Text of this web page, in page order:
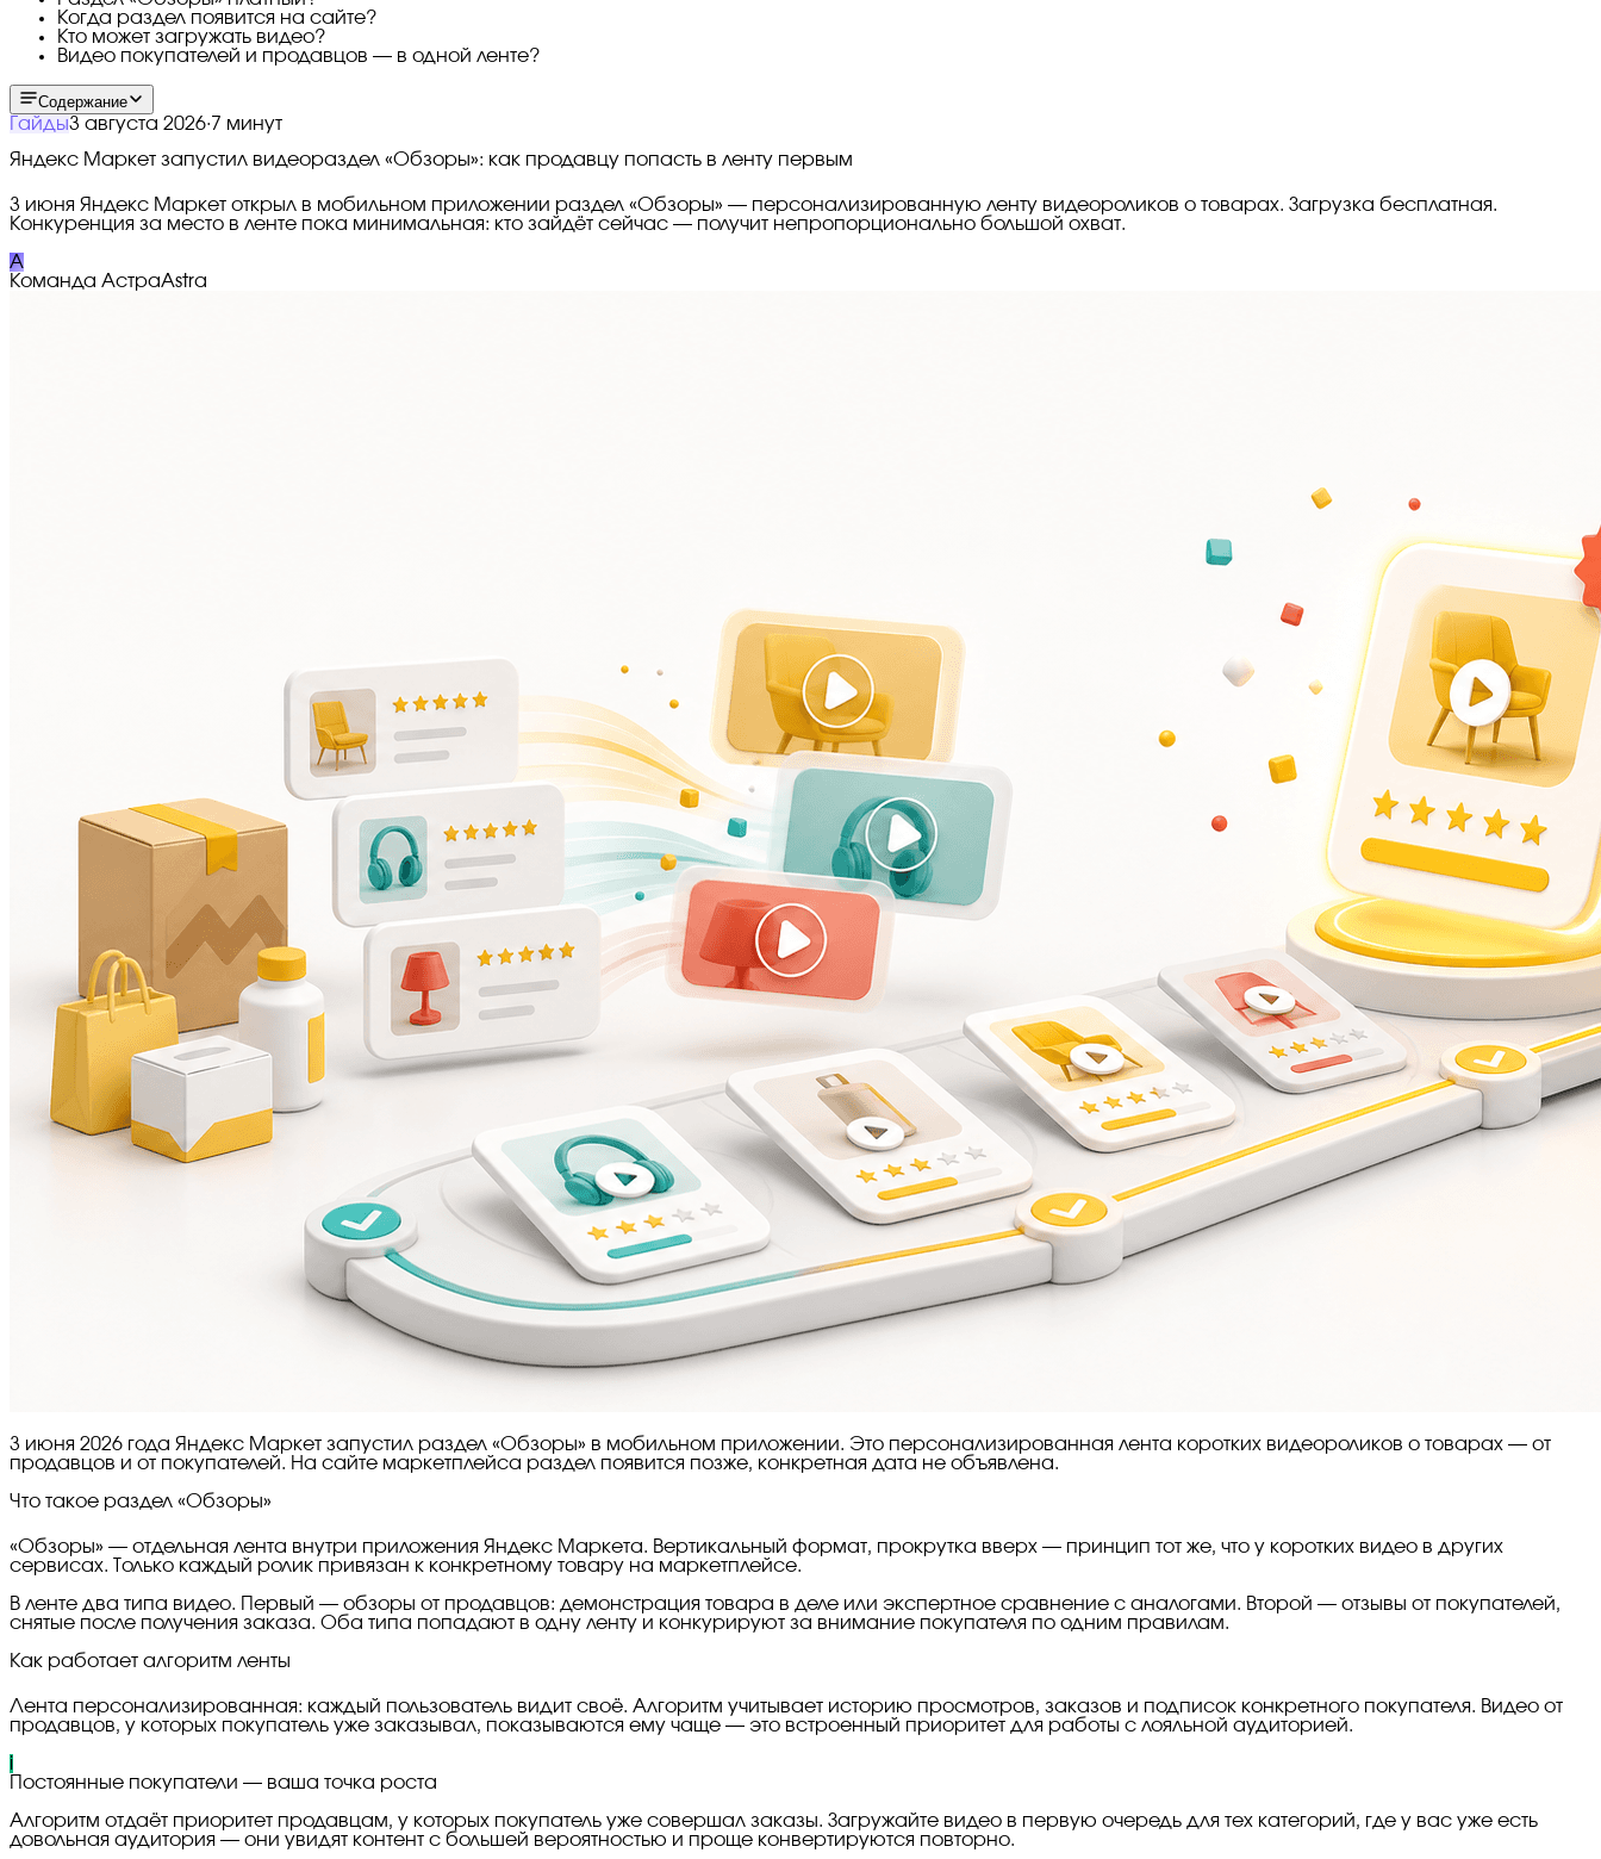
Когда раздел появится на сайте?
Кто может загружать видео?
Видео покупателей и продавцов — в одной ленте?
Содержание
Гайды3 августа 2026·7 минут
Яндекс Маркет запустил видеораздел «Обзоры»: как продавцу попасть в ленту первым
3 июня Яндекс Маркет открыл в мобильном приложении раздел «Обзоры» — персонализированную ленту видеороликов о товарах. Загрузка бесплатная.
Конкуренция за место в ленте пока минимальная: кто зайдёт сейчас — получит непропорционально большой охват.
A
Команда АстраAstra
3 июня 2026 года Яндекс Маркет запустил раздел «Обзоры» в мобильном приложении. Это персонализированная лента коротких видеороликов о товарах — от
продавцов и от покупателей. На сайте маркетплейса раздел появится позже, конкретная дата не объявлена.
Что такое раздел «Обзоры»
«Обзоры» — отдельная лента внутри приложения Яндекс Маркета. Вертикальный формат, прокрутка вверх — принцип тот же, что у коротких видео в других
сервисах. Только каждый ролик привязан к конкретному товару на маркетплейсе.
В ленте два типа видео. Первый — обзоры от продавцов: демонстрация товара в деле или экспертное сравнение с аналогами. Второй — отзывы от покупателей,
снятые после получения заказа. Оба типа попадают в одну ленту и конкурируют за внимание покупателя по одним правилам.
Как работает алгоритм ленты
Лента персонализированная: каждый пользователь видит своё. Алгоритм учитывает историю просмотров, заказов и подписок конкретного покупателя. Видео от
продавцов, у которых покупатель уже заказывал, показываются ему чаще — это встроенный приоритет для работы с лояльной аудиторией.
i
Постоянные покупатели — ваша точка роста
Алгоритм отдаёт приоритет продавцам, у которых покупатель уже совершал заказы. Загружайте видео в первую очередь для тех категорий, где у вас уже есть
довольная аудитория — они увидят контент с большей вероятностью и проще конвертируются повторно.